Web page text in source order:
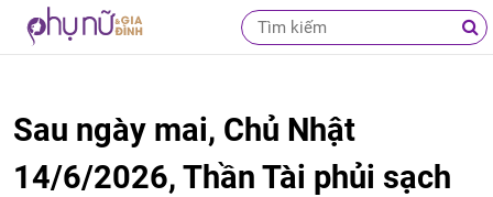
Sau ngày mai, Chủ Nhật
14/6/2026, Thần Tài phủi sạch